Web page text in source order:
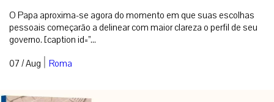
O Papa aproxima-se agora do momento em que suas escolhas
pessoais começarão a delinear com maior clareza o perfil de seu
governo. [caption id=”...
07 / Aug | Roma